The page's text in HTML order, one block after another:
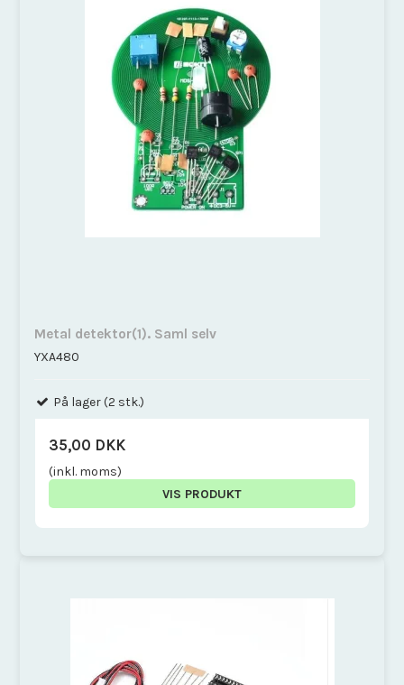
Metal detektor(1). Saml selv
YXA480
På lager (2 stk.)
35,00 DKK
(inkl. moms)
VIS PRODUKT